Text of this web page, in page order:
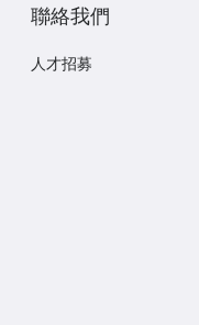
聯絡我們
人才招募